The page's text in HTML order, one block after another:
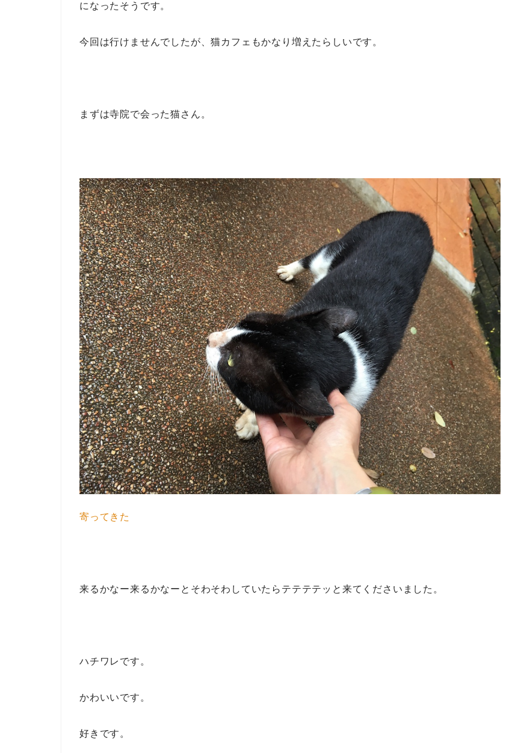
になったそうです。
今回は行けませんでしたが、猫カフェもかなり増えたらしいです。
まずは寺院で会った猫さん。
寄ってきた
来るかなー来るかなーとそわそわしていたらテテテテッと来てくださいました。
ハチワレです。
かわいいです。
好きです。